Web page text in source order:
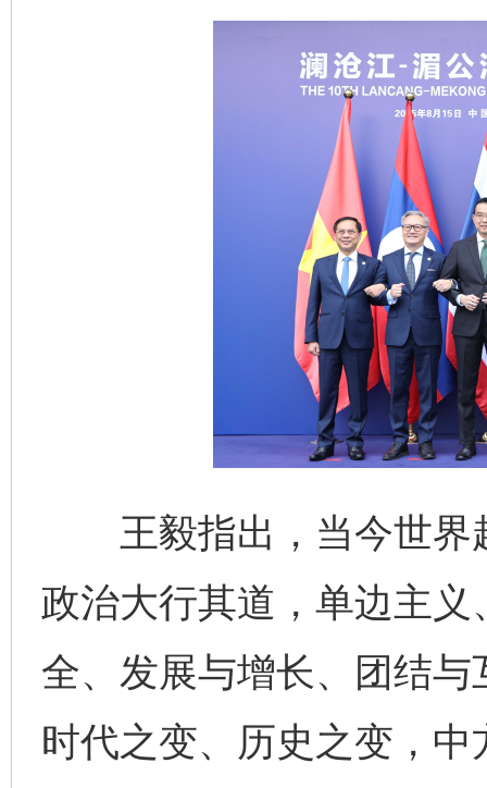
王毅指出，当今世界
政治大行其道，单边主
全、发展与增长、团结
时代之变、历史之变，